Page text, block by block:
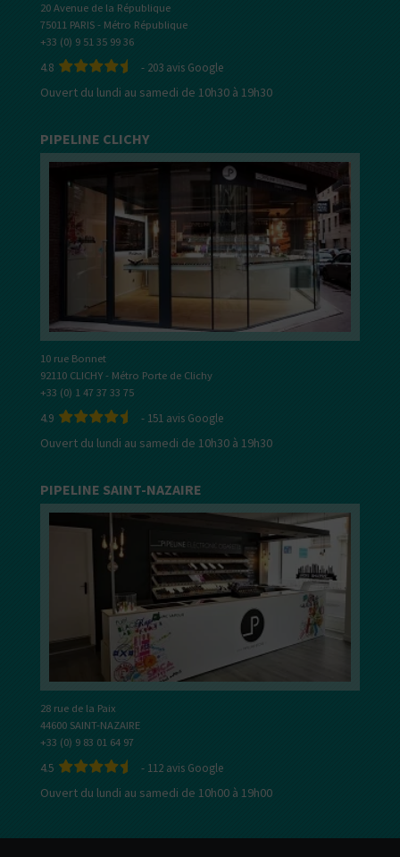
20 Avenue de la République
75011 PARIS - Métro République
+33 (0) 9 51 35 99 36
4.8 - 203 avis Google
Ouvert du lundi au samedi de 10h30 à 19h30
PIPELINE CLICHY
10 rue Bonnet
92110 CLICHY - Métro Porte de Clichy
+33 (0) 1 47 37 33 75
4.9 - 151 avis Google
Ouvert du lundi au samedi de 10h30 à 19h30
PIPELINE SAINT-NAZAIRE
28 rue de la Paix
44600 SAINT-NAZAIRE
+33 (0) 9 83 01 64 97
4.5 - 112 avis Google
Ouvert du lundi au samedi de 10h00 à 19h00